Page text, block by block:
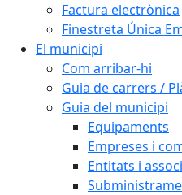
Factura electrònica
Finestreta Única
El municipi
Com arribar-hi
Guia de carrers /
Guia del municipi
Equipaments
Empreses i
Entitats i